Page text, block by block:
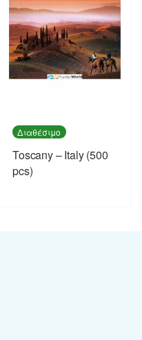
Διαθέσιμο
Toscany – Italy (500
pcs)